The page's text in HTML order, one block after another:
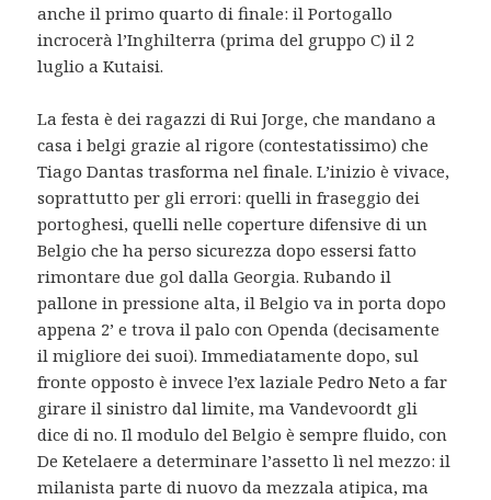
anche il primo quarto di finale: il Portogallo
incrocerà l’Inghilterra (prima del gruppo C) il 2
luglio a Kutaisi.
La festa è dei ragazzi di Rui Jorge, che mandano a
casa i belgi grazie al rigore (contestatissimo) che
Tiago Dantas trasforma nel finale. L’inizio è vivace,
soprattutto per gli errori: quelli in fraseggio dei
portoghesi, quelli nelle coperture difensive di un
Belgio che ha perso sicurezza dopo essersi fatto
rimontare due gol dalla Georgia. Rubando il
pallone in pressione alta, il Belgio va in porta dopo
appena 2’ e trova il palo con Openda (decisamente
il migliore dei suoi). Immediatamente dopo, sul
fronte opposto è invece l’ex laziale Pedro Neto a far
girare il sinistro dal limite, ma Vandevoordt gli
dice di no. Il modulo del Belgio è sempre fluido, con
De Ketelaere a determinare l’assetto lì nel mezzo: il
milanista parte di nuovo da mezzala atipica, ma